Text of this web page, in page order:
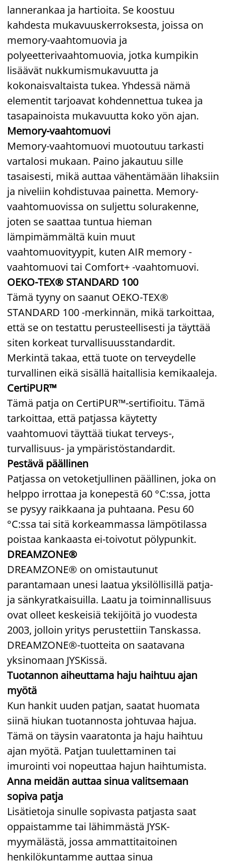
lannerankaa ja hartioita. Se koostuu
kahdesta mukavuuskerroksesta, joissa on
memory-vaahtomuovia ja
polyeetterivaahtomuovia, jotka kumpikin
lisäävät nukkumismukavuutta ja
kokonaisvaltaista tukea. Yhdessä nämä
elementit tarjoavat kohdennettua tukea ja
tasapainoista mukavuutta koko yön ajan.
Memory-vaahtomuovi
Memory-vaahtomuovi muotoutuu tarkasti
vartalosi mukaan. Paino jakautuu sille
tasaisesti, mikä auttaa vähentämään lihaksiin
ja niveliin kohdistuvaa painetta. Memory-
vaahtomuovissa on suljettu solurakenne,
joten se saattaa tuntua hieman
lämpimämmältä kuin muut
vaahtomuovityypit, kuten AIR memory -
vaahtomuovi tai Comfort+ -vaahtomuovi.
OEKO-TEX® STANDARD 100
Tämä tyyny on saanut OEKO-TEX®
STANDARD 100 -merkinnän, mikä tarkoittaa,
että se on testattu perusteellisesti ja täyttää
siten korkeat turvallisuusstandardit.
Merkintä takaa, että tuote on terveydelle
turvallinen eikä sisällä haitallisia kemikaaleja.
CertiPUR™
Tämä patja on CertiPUR™-sertifioitu. Tämä
tarkoittaa, että patjassa käytetty
vaahtomuovi täyttää tiukat terveys-,
turvallisuus- ja ympäristöstandardit.
Pestävä päällinen
Patjassa on vetoketjullinen päällinen, joka on
helppo irrottaa ja konepestä 60 °C:ssa, jotta
se pysyy raikkaana ja puhtaana. Pesu 60
°C:ssa tai sitä korkeammassa lämpötilassa
poistaa kankaasta ei-toivotut pölypunkit.
DREAMZONE®
DREAMZONE® on omistautunut
parantamaan unesi laatua yksilöllisillä patja-
ja sänkyratkaisuilla. Laatu ja toiminnallisuus
ovat olleet keskeisiä tekijöitä jo vuodesta
2003, jolloin yritys perustettiin Tanskassa.
DREAMZONE®-tuotteita on saatavana
yksinomaan JYSKissä.
Tuotannon aiheuttama haju haihtuu ajan
myötä
Kun hankit uuden patjan, saatat huomata
siinä hiukan tuotannosta johtuvaa hajua.
Tämä on täysin vaaratonta ja haju haihtuu
ajan myötä. Patjan tuulettaminen tai
imurointi voi nopeuttaa hajun haihtumista.
Anna meidän auttaa sinua valitsemaan
sopiva patja
Lisätietoja sinulle sopivasta patjasta saat
oppaistamme tai lähimmästä JYSK-
myymälästä, jossa ammattitaitoinen
henkilökuntamme auttaa sinua